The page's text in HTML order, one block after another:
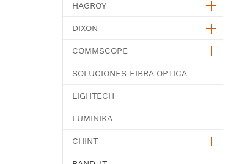
HAGROY
DIXON
COMMSCOPE
SOLUCIONES FIBRA OPTICA
LIGHTECH
LUMINIKA
CHINT